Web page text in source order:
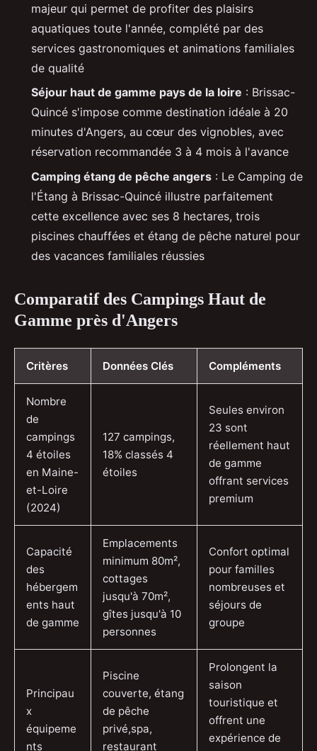
majeur qui permet de profiter des plaisirs
aquatiques toute l'année, complété par des
services gastronomiques et animations familiales
de qualité
Séjour haut de gamme pays de la loire : Brissac-
Quincé s'impose comme destination idéale à 20
minutes d'Angers, au cœur des vignobles, avec
réservation recommandée 3 à 4 mois à l'avance
Camping étang de pêche angers : Le Camping de
l'Étang à Brissac-Quincé illustre parfaitement
cette excellence avec ses 8 hectares, trois
piscines chauffées et étang de pêche naturel pour
des vacances familiales réussies
Comparatif des Campings Haut de
Gamme près d'Angers
Critères Données Clés Compléments
Nombre
de
campings
4 étoiles
en Maine-
et-Loire
(2024)
127 campings,
18% classés 4
étoiles
Seules environ
23 sont
réellement haut
de gamme
offrant services
premium
Capacité
des
hébergem
ents haut
de gamme
Emplacements
minimum 80m²,
cottages
jusqu'à 70m²,
gîtes jusqu'à 10
personnes
Confort optimal
pour familles
nombreuses et
séjours de
groupe
Principau
x
équipeme
nts
Piscine
couverte, étang
de pêche
privé,spa,
restaurant
Prolongent la
saison
touristique et
offrent une
expérience de